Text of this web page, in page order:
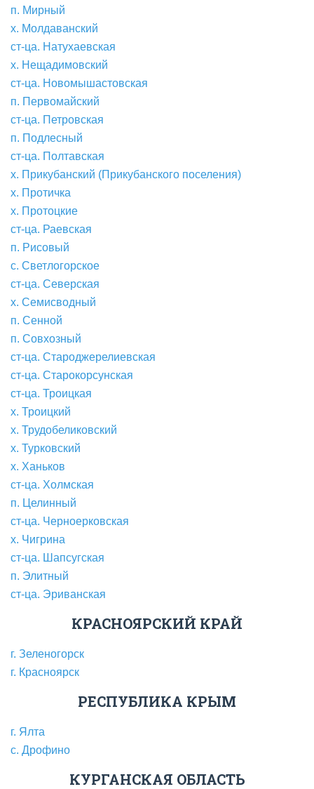
п. Мирный
х. Молдаванский
ст-ца. Натухаевская
х. Нещадимовский
ст-ца. Новомышастовская
п. Первомайский
ст-ца. Петровская
п. Подлесный
ст-ца. Полтавская
х. Прикубанский (Прикубанского поселения)
х. Протичка
х. Протоцкие
ст-ца. Раевская
п. Рисовый
с. Светлогорское
ст-ца. Северская
х. Семисводный
п. Сенной
п. Совхозный
ст-ца. Староджерелиевская
ст-ца. Старокорсунская
ст-ца. Троицкая
х. Троицкий
х. Трудобеликовский
х. Турковский
х. Ханьков
ст-ца. Холмская
п. Целинный
ст-ца. Черноерковская
х. Чигрина
ст-ца. Шапсугская
п. Элитный
ст-ца. Эриванская
КРАСНОЯРСКИЙ КРАЙ
г. Зеленогорск
г. Красноярск
РЕСПУБЛИКА КРЫМ
г. Ялта
с. Дрофино
КУРГАНСКАЯ ОБЛАСТЬ